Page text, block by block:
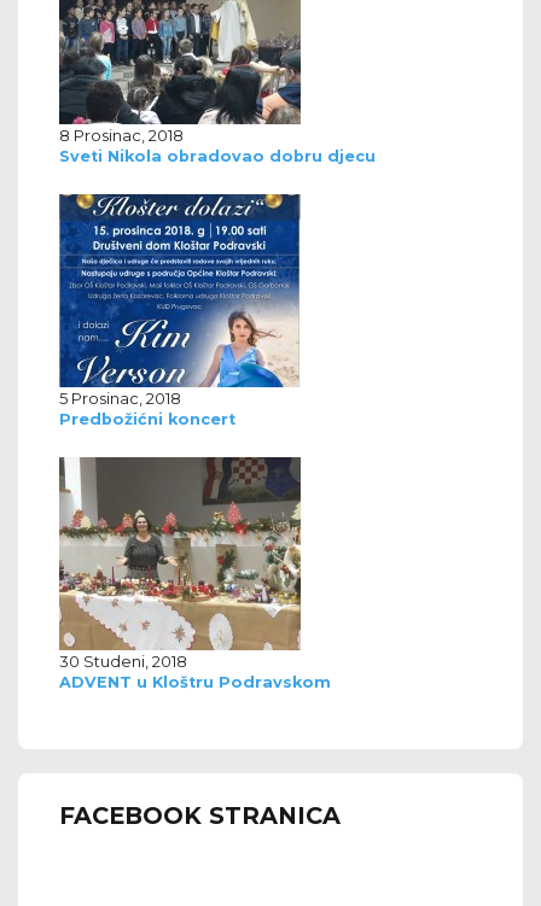
8 Prosinac, 2018
Sveti Nikola obradovao dobru djecu
5 Prosinac, 2018
Predbožićni koncert
30 Studeni, 2018
ADVENT u Kloštru Podravskom
FACEBOOK STRANICA